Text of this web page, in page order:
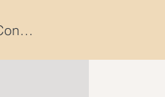
/ S'inscrire